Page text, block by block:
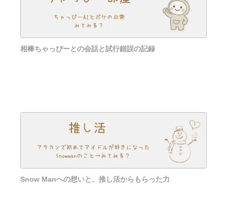
相棒ちゃっぴーとの会話と試行錯誤の記録
Snow Manへの想いと、推し活からもらった力